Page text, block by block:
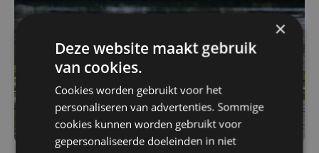
×
Deze website maakt gebruik
van cookies.
Cookies worden gebruikt voor het
personaliseren van advertenties. Sommige
cookies kunnen worden gebruikt voor
gepersonaliseerde doeleinden in niet